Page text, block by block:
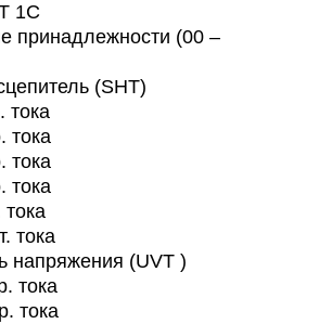
1C
принадлежности (00 –
(SHT)
тока
тока
тока
тока
тока
напряжения (UVT )
тока
тока